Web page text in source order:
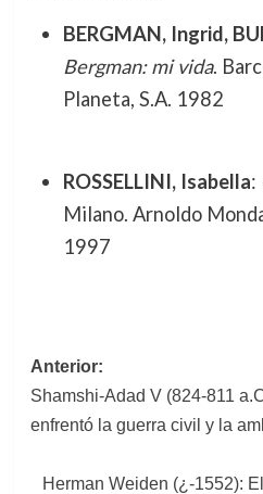
BERGMAN, Ingrid,
Bergman: mi vida.
Planeta, S.A. 1982
ROSSELLINI, Isabella:
Milano. Arnoldo
1997
Navegación
de
entradas
Anterior:
Shamshi-Adad V (824-811
enfrentó la guerra civil y la
Herman Weiden (¿-1552):